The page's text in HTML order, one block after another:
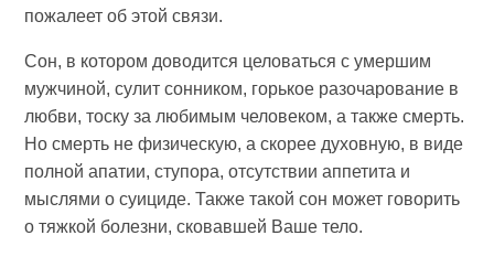
пожалеет об этой связи.
Сон, в котором доводится целоваться с умершим
мужчиной, сулит сонником, горькое разочарование в
любви, тоску за любимым человеком, а также смерть.
Но смерть не физическую, а скорее духовную, в виде
полной апатии, ступора, отсутствии аппетита и
мыслями о суициде. Также такой сон может говорить
о тяжкой болезни, сковавшей Ваше тело.